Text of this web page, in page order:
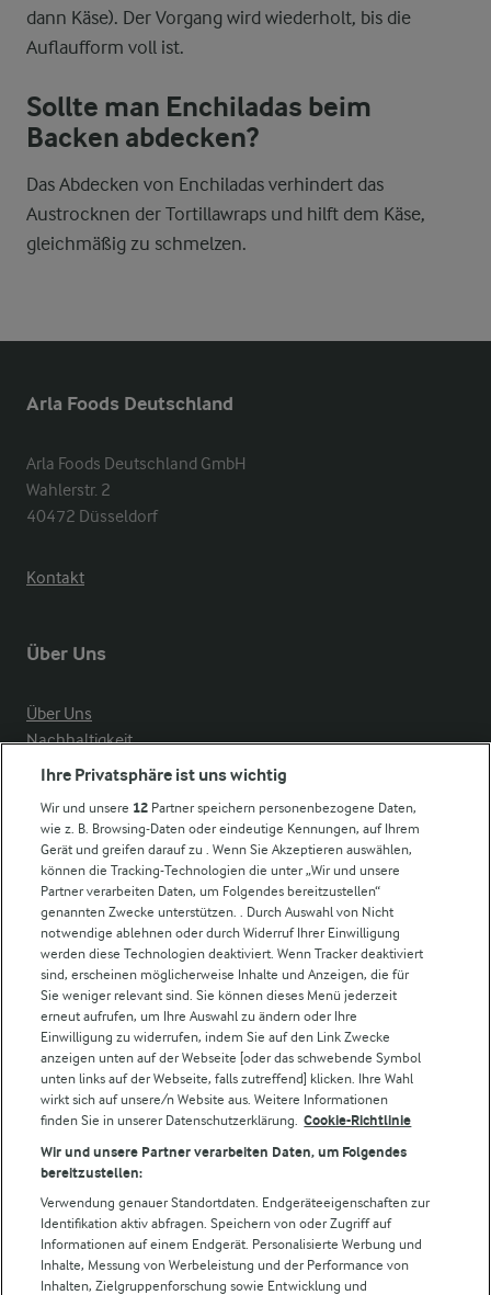
dann Käse). Der Vorgang wird wiederholt, bis die
Auflaufform voll ist.
Sollte man Enchiladas beim
Backen abdecken?
Das Abdecken von Enchiladas verhindert das
Austrocknen der Tortillawraps und hilft dem Käse,
gleichmäßig zu schmelzen.
Arla Foods Deutschland
Arla Foods Deutschland GmbH
Wahlerstr. 2
40472 Düsseldorf
Kontakt
Über Uns
Über Uns
Nachhaltigkeit
Compliance
Arla in anderen Ländern
Weitere Arla Websites
Castello
Lurpak
Arla Pro
Für unsere Landwirt:innen
Folge uns!
Ihre Privatsphäre ist uns wichtig
Wir und unsere 12 Partner speichern personenbezogene Daten,
wie z. B. Browsing-Daten oder eindeutige Kennungen, auf Ihrem
Gerät und greifen darauf zu . Wenn Sie Akzeptieren auswählen,
können die Tracking-Technologien die unter „Wir und unsere
Partner verarbeiten Daten, um Folgendes bereitzustellen“
genannten Zwecke unterstützen. . Durch Auswahl von Nicht
notwendige ablehnen oder durch Widerruf Ihrer Einwilligung
werden diese Technologien deaktiviert. Wenn Tracker deaktiviert
sind, erscheinen möglicherweise Inhalte und Anzeigen, die für
Sie weniger relevant sind. Sie können dieses Menü jederzeit
erneut aufrufen, um Ihre Auswahl zu ändern oder Ihre
Einwilligung zu widerrufen, indem Sie auf den Link Zwecke
anzeigen unten auf der Webseite [oder das schwebende Symbol
unten links auf der Webseite, falls zutreffend] klicken. Ihre Wahl
wirkt sich auf unsere/n Website aus. Weitere Informationen
finden Sie in unserer Datenschutzerklärung. Cookie-Richtlinie
Wir und unsere Partner verarbeiten Daten, um Folgendes
bereitzustellen:
Verwendung genauer Standortdaten. Endgeräteeigenschaften zur
Identifikation aktiv abfragen. Speichern von oder Zugriff auf
Informationen auf einem Endgerät. Personalisierte Werbung und
Inhalte, Messung von Werbeleistung und der Performance von
Inhalten, Zielgruppenforschung sowie Entwicklung und